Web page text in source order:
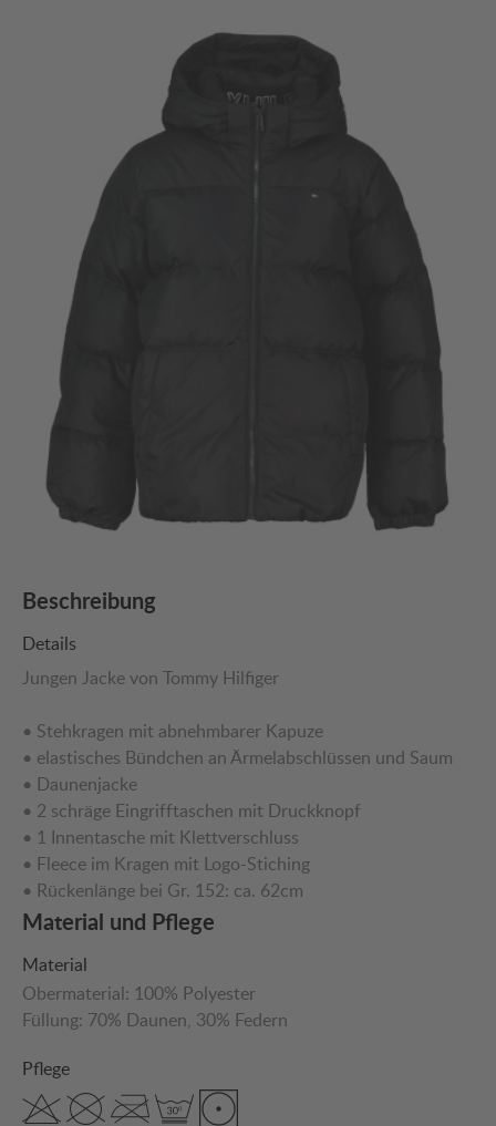
Beschreibung
Details
Jungen Jacke von Tommy Hilfiger
• Stehkragen mit abnehmbarer Kapuze
• elastisches Bündchen an Ärmelabschlüssen und Saum
• Daunenjacke
• 2 schräge Eingrifftaschen mit Druckknopf
• 1 Innentasche mit Klettverschluss
• Fleece im Kragen mit Logo-Stiching
• Rückenlänge bei Gr. 152: ca. 62cm
Material und Pflege
Material
Obermaterial: 100% Polyester
Füllung: 70% Daunen, 30% Federn
Pflege